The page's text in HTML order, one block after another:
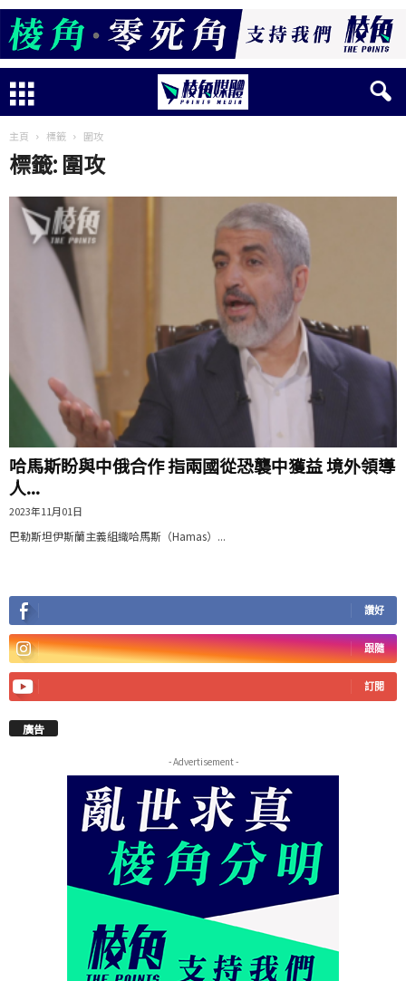
主頁 標籤 圍攻
標籤: 圍攻
哈馬斯盼與中俄合作 指兩國從恐襲中獲益 境外領導
人...
2023年11月01日
巴勒斯坦伊斯蘭主義組織哈馬斯（Hamas）...
讚好
跟隨
訂閱
廣告
- Advertisement -